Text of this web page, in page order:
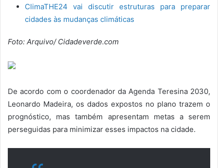
ClimaTHE24 vai discutir estruturas para preparar
cidades às mudanças climáticas
Foto: Arquivo/ Cidadeverde.com
De acordo com o coordenador da Agenda Teresina 2030,
Leonardo Madeira, os dados expostos no plano trazem o
prognóstico, mas também apresentam metas a serem
perseguidas para minimizar esses impactos na cidade.